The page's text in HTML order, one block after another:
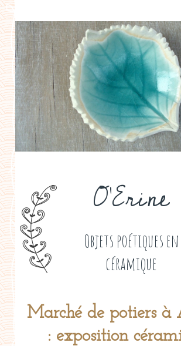
O'Erine
Objets poétiques en
céramique
a propos
boutiques de créateurs
contact
politique de
Marché de potiers à
: exposition
Post